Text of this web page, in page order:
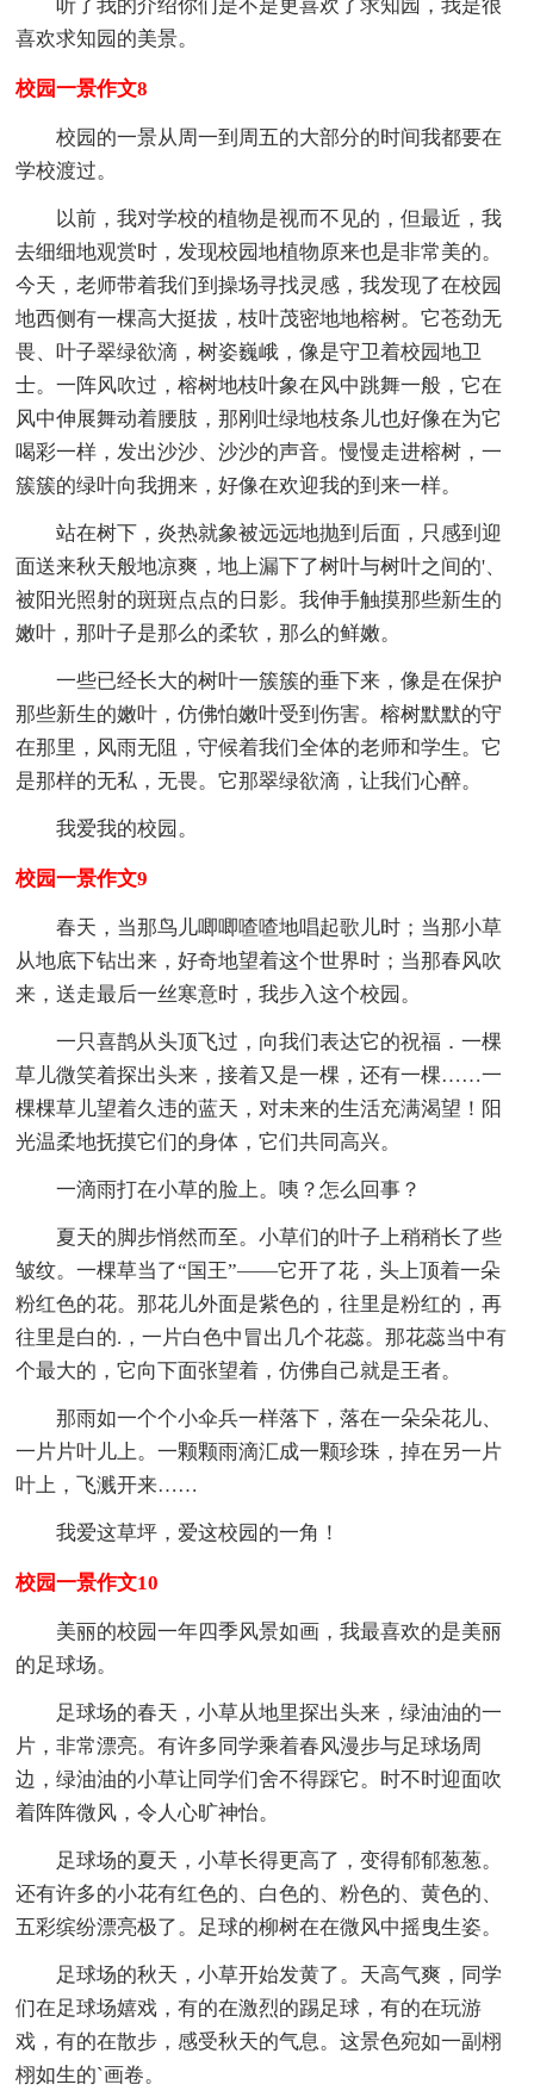
听了我的介绍你们是不是更喜欢了求知园，我是很
喜欢求知园的美景。
校园一景作文8
校园的一景从周一到周五的大部分的时间我都要在
学校渡过。
以前，我对学校的植物是视而不见的，但最近，我
去细细地观赏时，发现校园地植物原来也是非常美的。
今天，老师带着我们到操场寻找灵感，我发现了在校园
地西侧有一棵高大挺拔，枝叶茂密地地榕树。它苍劲无
畏、叶子翠绿欲滴，树姿巍峨，像是守卫着校园地卫
士。一阵风吹过，榕树地枝叶象在风中跳舞一般，它在
风中伸展舞动着腰肢，那刚吐绿地枝条儿也好像在为它
喝彩一样，发出沙沙、沙沙的声音。慢慢走进榕树，一
簇簇的绿叶向我拥来，好像在欢迎我的到来一样。
站在树下，炎热就象被远远地抛到后面，只感到迎
面送来秋天般地凉爽，地上漏下了树叶与树叶之间的'、
被阳光照射的斑斑点点的日影。我伸手触摸那些新生的
嫩叶，那叶子是那么的柔软，那么的鲜嫩。
一些已经长大的树叶一簇簇的垂下来，像是在保护
那些新生的嫩叶，仿佛怕嫩叶受到伤害。榕树默默的守
在那里，风雨无阻，守候着我们全体的老师和学生。它
是那样的无私，无畏。它那翠绿欲滴，让我们心醉。
我爱我的校园。
校园一景作文9
春天，当那鸟儿唧唧喳喳地唱起歌儿时；当那小草
从地底下钻出来，好奇地望着这个世界时；当那春风吹
来，送走最后一丝寒意时，我步入这个校园。
一只喜鹊从头顶飞过，向我们表达它的祝福．一棵
草儿微笑着探出头来，接着又是一棵，还有一棵……一
棵棵草儿望着久违的蓝天，对未来的生活充满渴望！阳
光温柔地抚摸它们的身体，它们共同高兴。
一滴雨打在小草的脸上。咦？怎么回事？
夏天的脚步悄然而至。小草们的叶子上稍稍长了些
皱纹。一棵草当了“国王”——它开了花，头上顶着一朵
粉红色的花。那花儿外面是紫色的，往里是粉红的，再
往里是白的.，一片白色中冒出几个花蕊。那花蕊当中有
个最大的，它向下面张望着，仿佛自己就是王者。
那雨如一个个小伞兵一样落下，落在一朵朵花儿、
一片片叶儿上。一颗颗雨滴汇成一颗珍珠，掉在另一片
叶上，飞溅开来……
我爱这草坪，爱这校园的一角！
校园一景作文10
美丽的校园一年四季风景如画，我最喜欢的是美丽
的足球场。
足球场的春天，小草从地里探出头来，绿油油的一
片，非常漂亮。有许多同学乘着春风漫步与足球场周
边，绿油油的小草让同学们舍不得踩它。时不时迎面吹
着阵阵微风，令人心旷神怡。
足球场的夏天，小草长得更高了，变得郁郁葱葱。
还有许多的小花有红色的、白色的、粉色的、黄色的、
五彩缤纷漂亮极了。足球的柳树在在微风中摇曳生姿。
足球场的秋天，小草开始发黄了。天高气爽，同学
们在足球场嬉戏，有的在激烈的踢足球，有的在玩游
戏，有的在散步，感受秋天的气息。这景色宛如一副栩
栩如生的`画卷。